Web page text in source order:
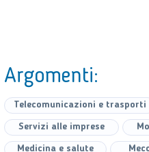
Argomenti:
Telecomunicazioni e trasporti
Servizi alle imprese
Medicina e salute